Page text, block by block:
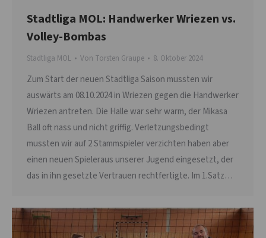
Stadtliga MOL: Handwerker Wriezen vs.
Volley-Bombas
Stadtliga MOL Von Torsten Graupe 8. Oktober 2024
Zum Start der neuen Stadtliga Saison mussten wir
auswärts am 08.10.2024 in Wriezen gegen die Handwerker
Wriezen antreten. Die Halle war sehr warm, der Mikasa
Ball oft nass und nicht griffig. Verletzungsbedingt
mussten wir auf 2 Stammspieler verzichten haben aber
einen neuen Spieleraus unserer Jugend eingesetzt, der
das in ihn gesetzte Vertrauen rechtfertigte. Im 1.Satz…